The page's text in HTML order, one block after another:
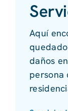
Aquí
daños
persona